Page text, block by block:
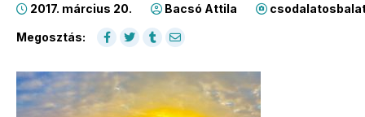
2017. március 20. Bacsó Attila
Megosztás: